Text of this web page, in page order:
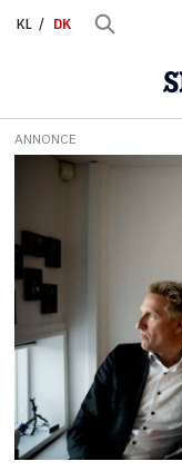
KL DK
Tag:
dansk
ANNONCE